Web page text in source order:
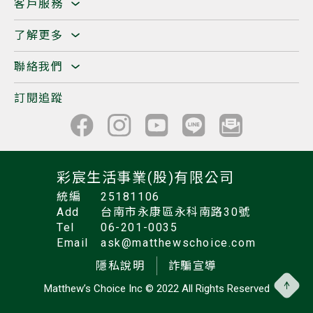
客戶服務
了解更多
聯絡我們
訂閱追蹤
彩宸生活事業(股)有限公司
統編
25181106
Add
台南市永康區永科南路30號
Tel
06-201-0035
Email
ask@matthewschoice.com
隱私說明
詐騙宣導
Matthew’s Choice Inc © 2022 All Rights Reserved